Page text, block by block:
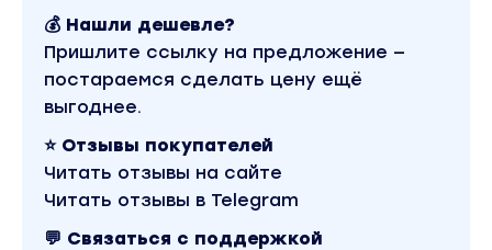
💰 Нашли дешевле?
Пришлите ссылку на предложение —
постараемся сделать цену ещё
выгоднее.
⭐ Отзывы покупателей
Читать отзывы на сайте
Читать отзывы в Telegram
💬 Связаться с поддержкой